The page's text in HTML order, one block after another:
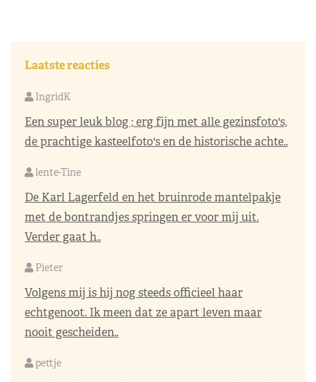
Laatste reacties
IngridK
Een super leuk blog ; erg fijn met alle gezinsfoto's,
de prachtige kasteelfoto's en de historische achte..
lente-Tine
De Karl Lagerfeld en het bruinrode mantelpakje
met de bontrandjes springen er voor mij uit.
Verder gaat h..
Pieter
Volgens mij is hij nog steeds officieel haar
echtgenoot. Ik meen dat ze apart leven maar
nooit gescheiden..
pettje